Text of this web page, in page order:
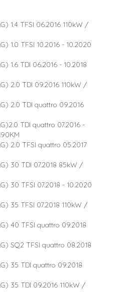
1.4 TFSI 06.2016 110kW /
1.0 TFSI 10.2016 - 10.2020
1.6 TDI 06.2016 - 10.2018
2.0 TDI 09.2016 110kW /
2.0 TDI quattro 09.2016
TDI quattro 07.2016 -
2.0 TFSI quattro 05.2017
30 TDI 07.2018 85kW /
30 TFSI 07.2018 - 10.2020
35 TFSI 07.2018 110kW /
40 TFSI quattro 09.2018
SQ2 TFSI quattro 08.2018
35 TDI quattro 09.2018
35 TDI 09.2016 110kW /